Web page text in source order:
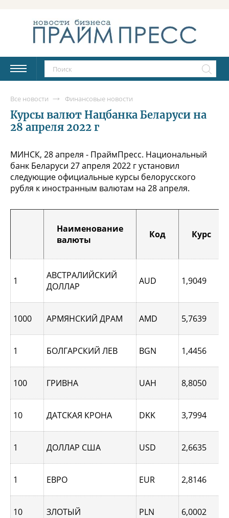
Все новости Финансовые новости
Курсы валют Нацбанка Беларуси на
28 апреля 2022 г
МИНСК, 28 апреля - ПраймПресс. Национальный
банк Беларуси 27 апреля 2022 г установил
следующие официальные курсы белорусского
рубля к иностранным валютам на 28 апреля.
Наименование
валюты
Код Курс
1
АВСТРАЛИЙСКИЙ
ДОЛЛАР
AUD 1,9049
1000 АРМЯНСКИЙ ДРАМ AMD 5,7639
1 БОЛГАРСКИЙ ЛЕВ BGN 1,4456
100 ГРИВНА UAH 8,8050
10 ДАТСКАЯ КРОНА DKK 3,7994
1 ДОЛЛАР США USD 2,6635
1 ЕВРО EUR 2,8146
10 ЗЛОТЫЙ PLN 6,0002